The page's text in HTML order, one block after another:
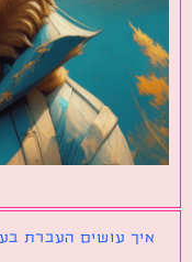
עושים העברת בעלות